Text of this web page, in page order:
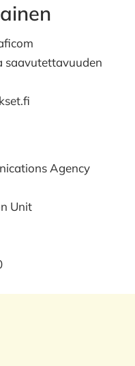
saavutettavuuden
Agency
Unit